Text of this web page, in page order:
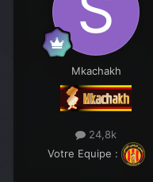
Mkachakh
24,8k
Votre Equipe :